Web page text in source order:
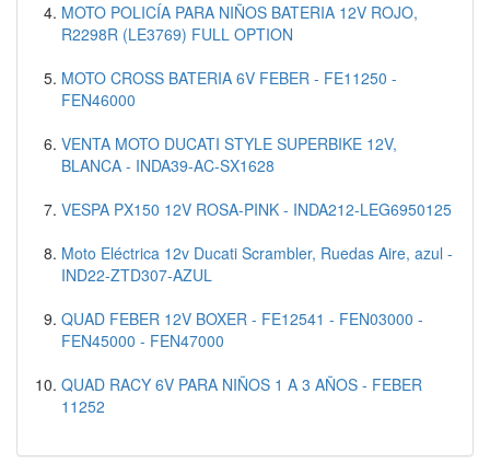
MOTO POLICÍA PARA NIÑOS BATERIA 12V ROJO,
R2298R (LE3769) FULL OPTION
MOTO CROSS BATERIA 6V FEBER - FE11250 -
FEN46000
VENTA MOTO DUCATI STYLE SUPERBIKE 12V,
BLANCA - INDA39-AC-SX1628
VESPA PX150 12V ROSA-PINK - INDA212-LEG6950125
Moto Eléctrica 12v Ducati Scrambler, Ruedas Aire, azul -
IND22-ZTD307-AZUL
QUAD FEBER 12V BOXER - FE12541 - FEN03000 -
FEN45000 - FEN47000
QUAD RACY 6V PARA NIÑOS 1 A 3 AÑOS - FEBER
11252